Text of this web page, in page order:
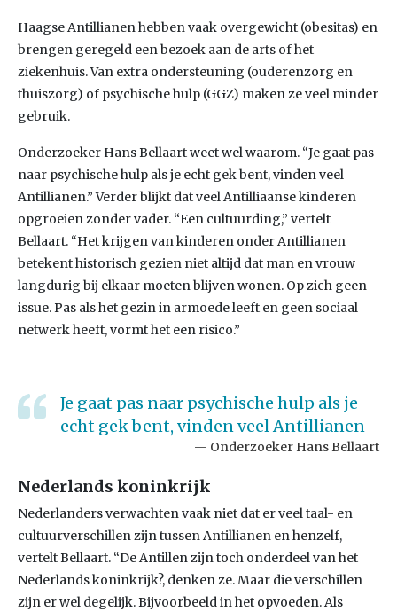
Haagse Antillianen hebben vaak overgewicht (obesitas) en
brengen geregeld een bezoek aan de arts of het
ziekenhuis. Van extra ondersteuning (ouderenzorg en
thuiszorg) of psychische hulp (GGZ) maken ze veel minder
gebruik.
Onderzoeker Hans Bellaart weet wel waarom. “Je gaat pas
naar psychische hulp als je echt gek bent, vinden veel
Antillianen.” Verder blijkt dat veel Antilliaanse kinderen
opgroeien zonder vader. “Een cultuurding,” vertelt
Bellaart. “Het krijgen van kinderen onder Antillianen
betekent historisch gezien niet altijd dat man en vrouw
langdurig bij elkaar moeten blijven wonen. Op zich geen
issue. Pas als het gezin in armoede leeft en geen sociaal
netwerk heeft, vormt het een risico.”
Je gaat pas naar psychische hulp als je
echt gek bent, vinden veel Antillianen
Onderzoeker Hans Bellaart
Nederlands koninkrijk
Nederlanders verwachten vaak niet dat er veel taal- en
cultuurverschillen zijn tussen Antillianen en henzelf,
vertelt Bellaart. “De Antillen zijn toch onderdeel van het
Nederlands koninkrijk?, denken ze. Maar die verschillen
zijn er wel degelijk. Bijvoorbeeld in het opvoeden. Als